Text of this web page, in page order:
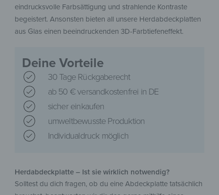
eindrucksvolle Farbsättigung und strahlende Kontraste
begeistert. Ansonsten bieten all unsere Herdabdeckplatten
aus Glas einen beeindruckenden 3D-Farbtiefeneffekt.
Deine Vorteile
30 Tage Rückgaberecht
ab 50 € versandkostenfrei in DE
sicher einkaufen
umweltbewusste Produktion
Individualdruck möglich
Herdabdeckplatte – Ist sie wirklich notwendig?
Solltest du dich fragen, ob du eine Abdeckplatte tatsächlich